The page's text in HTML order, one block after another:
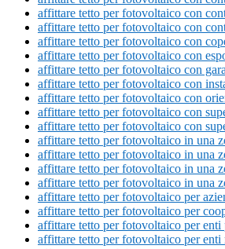
affittare tetto per fotovoltaico con
affittare tetto per fotovoltaico con
affittare tetto per fotovoltaico con
affittare tetto per fotovoltaico con
affittare tetto per fotovoltaico con
affittare tetto per fotovoltaico con
affittare tetto per fotovoltaico con
affittare tetto per fotovoltaico con
affittare tetto per fotovoltaico con
affittare tetto per fotovoltaico in una
affittare tetto per fotovoltaico in una
affittare tetto per fotovoltaico in una
affittare tetto per fotovoltaico in una
affittare tetto per fotovoltaico per
affittare tetto per fotovoltaico per
affittare tetto per fotovoltaico per
affittare tetto per fotovoltaico per enti